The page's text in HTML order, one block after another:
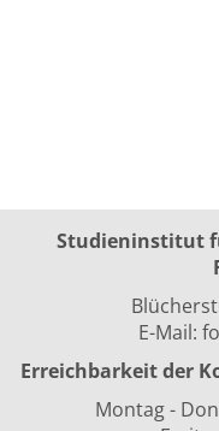
Studieninstitut
E-Mail:
Erreichbarkeit der
Montag -